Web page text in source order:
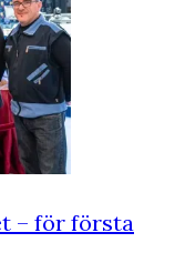
– för första